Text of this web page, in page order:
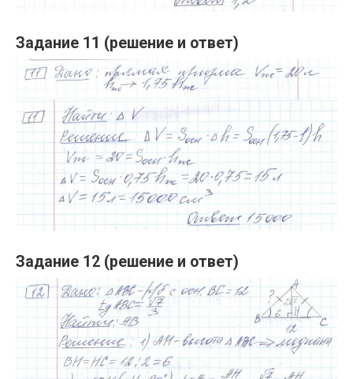
Задание 11 (решение и ответ)
Задание 12 (решение и ответ)